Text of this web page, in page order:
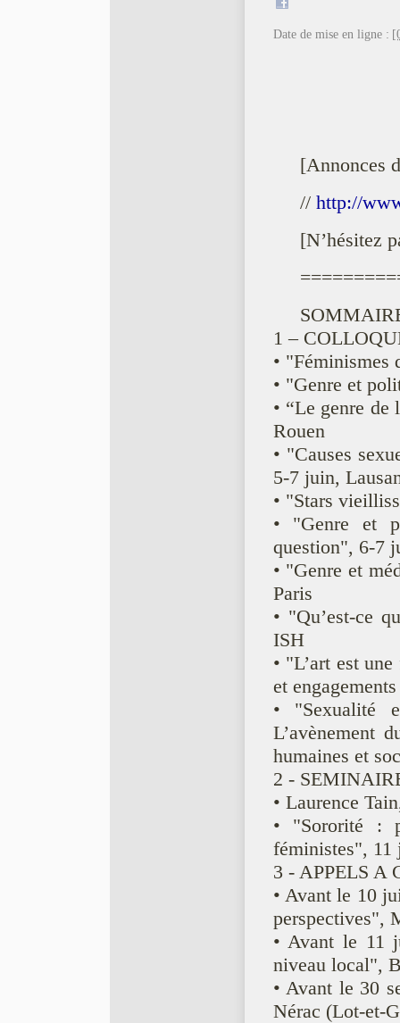
Date de mise en ligne :
[Annonces
// http://
[N’hésitez
1 –
•
• "Genre et
• “Le genre de
Rouen
• "Causes
5-7 juin,
• "Stars
• "Genre et
question", 6-7
• "Genre et
Paris
• "Qu’est-ce
ISH
• "L’art est
et
• "Sexualité
L’avènement
humaines et
2 -
• Laurence
• "Sororité :
féministes", 11
3 - APPELS A
• Avant le 10
perspectives",
• Avant le 11
niveau local",
• Avant le 30
Nérac (Lot-et-